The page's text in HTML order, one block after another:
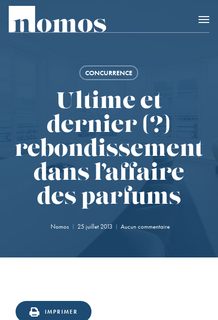
Skip
main
Accès rapide
CONCURRENCE
Ultime et
dernier (?)
rebondissement
dans l’affaire
des parfums
Nomos 25 juillet 2013 Aucun commentaire
IMPRIMER